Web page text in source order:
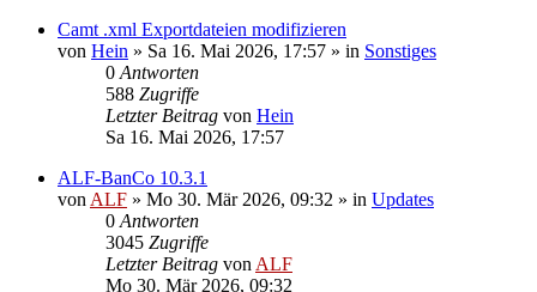
Camt .xml Exportdateien modifizieren
von Hein » Sa 16. Mai 2026, 17:57 » in Sonstiges
0 Antworten
588 Zugriffe
Letzter Beitrag von Hein
Sa 16. Mai 2026, 17:57
ALF-BanCo 10.3.1
von ALF » Mo 30. Mär 2026, 09:32 » in Updates
0 Antworten
3045 Zugriffe
Letzter Beitrag von ALF
Mo 30. Mär 2026, 09:32